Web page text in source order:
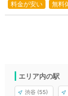
料金が安い 無料
エリア内の駅
渋谷 (55)